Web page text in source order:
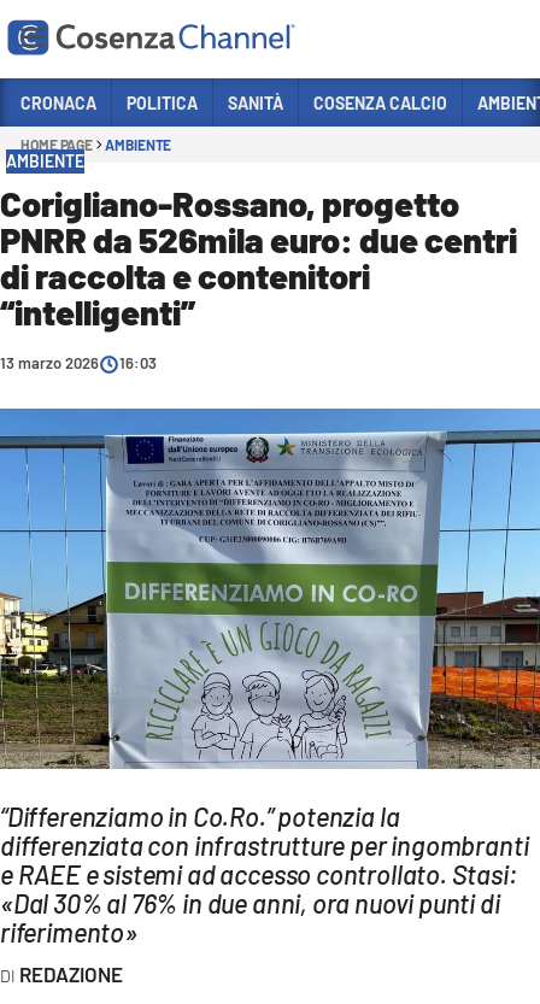
Sezioni
CRONACA
POLITICA
COSENZA CALCIO
ECONOMIA E LAVORO
ITALIA MONDO
SANITÀ
SPORT
CULTURA
AMBIENTE
Streaming
LAC TV
LAC NETWORK
LAC ONAIR
LaC
Network
LACPLAY.IT
LACTV.IT
CRONACA POLITICA SANITÀ COSENZA CALCIO
HOME PAGE AMBIENTE
AMBIENTE
Corigliano-Rossano, progetto
PNRR da 526mila euro: due centri
di raccolta e contenitori
“intelligenti”
13 marzo 2026 16:03
“Differenziamo in Co.Ro.” potenzia la
differenziata con infrastrutture per ingombranti
e RAEE e sistemi ad accesso controllato. Stasi:
«Dal 30% al 76% in due anni, ora nuovi punti di
riferimento»
REDAZIONE